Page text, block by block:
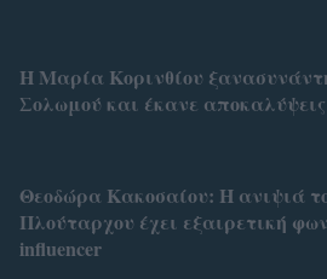
Η Μαρία Κορινθίου
Σολωμού και έκανε
Θεοδώρα Κακοσαίου: Η ανιψιά
Πλούταρχου έχει εξαιρετική
influencer